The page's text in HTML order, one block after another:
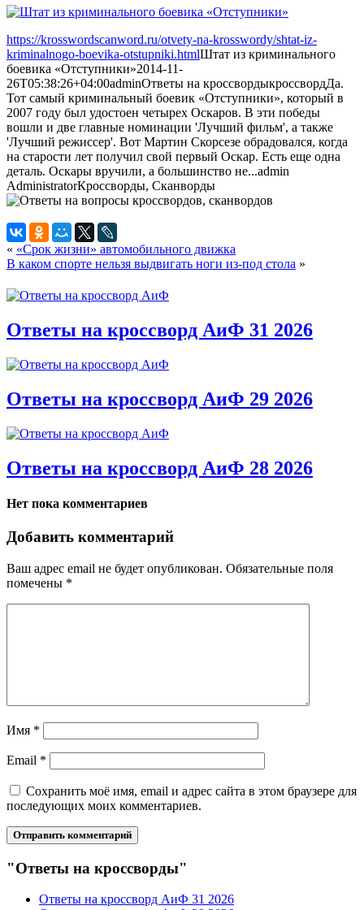
https://krosswordscanword.ru/otvety-na-krosswordy/shtat-iz-
kriminalnogo-boevika-otstupniki.htmlШтат из криминального
боевика «Отступники»2014-11-
26T05:38:26+04:00adminОтветы на кроссвордыкроссвордДа.
Тот самый криминальный боевик «Отступники», который в
2007 году был удостоен четырех Оскаров. В эти победы
вошли и две главные номинации 'Лучший фильм', а также
'Лучший режиссер'. Вот Мартин Скорсезе обрадовался, когда
на старости лет получил свой первый Оскар. Есть еще одна
деталь. Оскары вручили, а большинство не...admin
AdministratorКроссворды, Сканворды
« «Срок жизни» автомобильного движка
В каком спорте нельзя выдвигать ноги из-под стола »
Ответы на кроссворд АиФ 31 2026
Ответы на кроссворд АиФ 29 2026
Ответы на кроссворд АиФ 28 2026
Нет пока комментариев
Добавить комментарий
Ваш адрес email не будет опубликован. Обязательные поля
помечены *
Имя *
Email *
Сохранить моё имя, email и адрес сайта в этом браузере для
последующих моих комментариев.
"Ответы на кроссворды"
Ответы на кроссворд АиФ 31 2026